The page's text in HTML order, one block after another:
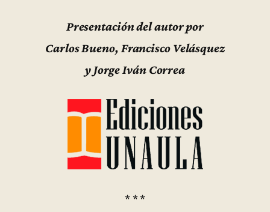
Presentación del autor por
Carlos Bueno, Francisco Velásquez
y Jorge Iván Correa
* * *